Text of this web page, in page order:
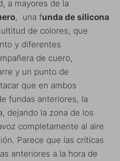
a mayores de la
, una funda de silicona
de colores, que
y diferentes
de cuero,
y un punto de
que en ambos
fundas anteriores, la
dejando la zona de los
completamente al aire
Parece que las críticas
anteriores a la hora de